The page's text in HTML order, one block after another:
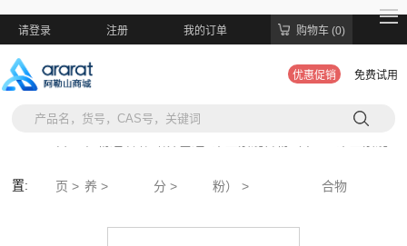
请登录 注册 我的订单 购物车 (0)
优惠促销 免费试用
置: 页 > 养 > 分 > 粉） > 合物